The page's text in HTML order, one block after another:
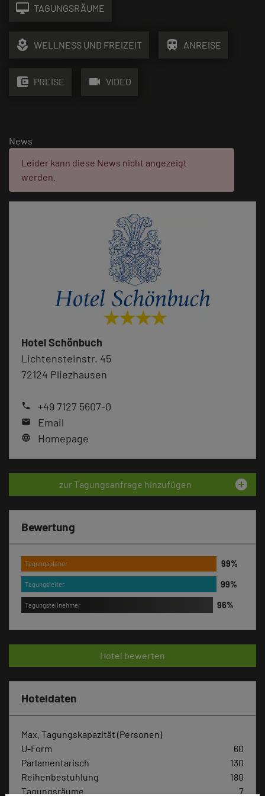
desktop_mac TAGUNGSRÄUME
local_florist WELLNESS UND FREIZEIT train ANREISE
account_balance_wallet PREISE videocam VIDEO
News
Fehler:
Leider kann diese News nicht angezeigt
werden.
Hotel Schönbuch
Lichtensteinstr. 45
72124 Pliezhausen
phone +49 7127 5607-0
mail Email
language Homepage
zur Tagungsanfrage hinzufügen add_circle
Bewertung
Tagungsplaner
Tagungsleiter
Tagungsteilnehmer
Hotel bewerten
Hoteldaten
Max. Tagungskapazität (Personen)
U-Form
60
Parlamentarisch
130
Reihenbestuhlung
180
Tagungsräume
7